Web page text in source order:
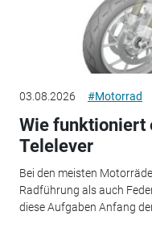
03.08.2026 #Motorrad
Wie funktioniert
Telelever
Bei den meisten
Radführung als auch
diese Aufgaben Anfang